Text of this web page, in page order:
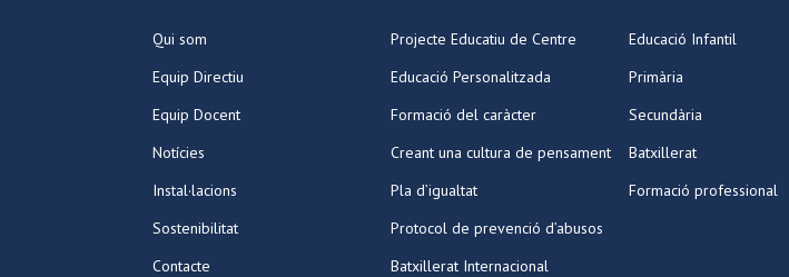
Qui som
Equip Directiu
Equip Docent
Notícies
Instal·lacions
Sostenibilitat
Contacte
Projecte Educatiu de Centre
Educació Personalitzada
Formació del caràcter
Creant una cultura de pensament
Pla d’igualtat
Protocol de prevenció d’abusos
Batxillerat Internacional
Educació Infantil
Primària
Secundària
Batxillerat
Formació professional